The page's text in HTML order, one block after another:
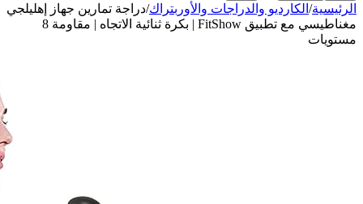
الرئيسية/ الكارديو والدراجات والأوربتراك/دراجة تمارين جهاز إهليلجي
مغناطيسي مع تطبيق FitShow | بكرة ثنائية الاتجاه | مقاومة 8
مستويات